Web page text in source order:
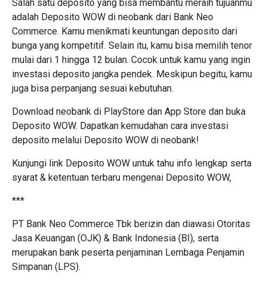
Salah satu deposito yang bisa membantu meraih tujuanmu
adalah Deposito WOW di neobank dari Bank Neo
Commerce. Kamu menikmati keuntungan deposito dari
bunga yang kompetitif. Selain itu, kamu bisa memilih tenor
mulai dari 1 hingga 12 bulan. Cocok untuk kamu yang ingin
investasi deposito jangka pendek. Meskipun begitu, kamu
juga bisa perpanjang sesuai kebutuhan.
Download neobank di PlayStore dan App Store dan buka
Deposito WOW. Dapatkan kemudahan cara investasi
deposito melalui Deposito WOW di neobank!
Kunjungi link Deposito WOW untuk tahu info lengkap serta
syarat & ketentuan terbaru mengenai Deposito WOW,
***
PT Bank Neo Commerce Tbk berizin dan diawasi Otoritas
Jasa Keuangan (OJK) & Bank Indonesia (BI), serta
merupakan bank peserta penjaminan Lembaga Penjamin
Simpanan (LPS).